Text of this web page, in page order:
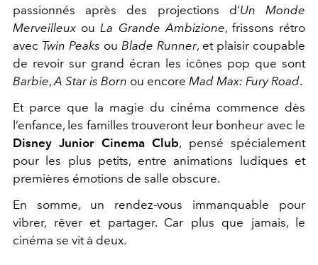
passionnés après des projections d’Un Monde
Merveilleux ou La Grande Ambizione, frissons rétro
avec Twin Peaks ou Blade Runner, et plaisir coupable
de revoir sur grand écran les icônes pop que sont
Barbie, A Star is Born ou encore Mad Max: Fury Road.
Et parce que la magie du cinéma commence dès
l’enfance, les familles trouveront leur bonheur avec le
Disney Junior Cinema Club, pensé spécialement
pour les plus petits, entre animations ludiques et
premières émotions de salle obscure.
En somme, un rendez-vous immanquable pour
vibrer, rêver et partager. Car plus que jamais, le
cinéma se vit à deux.